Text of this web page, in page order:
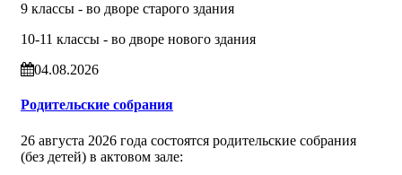
9 классы - во дворе старого здания
10-11 классы - во дворе нового здания
04.08.2026
Родительские собрания
26 августа 2026 года состоятся родительские собрания
(без детей) в актовом зале: